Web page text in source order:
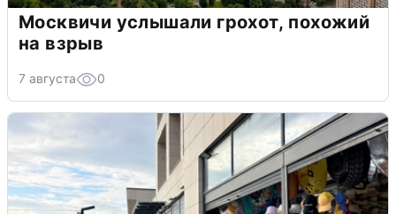
Москвичи услышали грохот, похожий
на взрыв
7 августа 0